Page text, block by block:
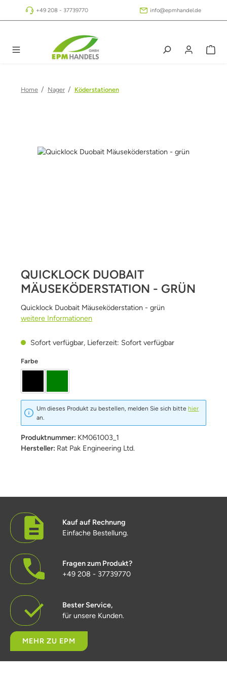
Zum Hauptinhalt springen
+49 208 - 37739770 info@epmhandel.de
Home / Nager / Köderstationen
Bildergalerie überspringen
QUICKLOCK DUOBAIT
MÄUSEKÖDERSTATION - GRÜN
Quicklock Duobait Mäuseköderstation - grün
weitere Informationen
Sofort verfügbar, Lieferzeit: Sofort verfügbar
Farbeauswählen
Um dieses Produkt zu bestellen, melden Sie sich bittehier
an.
Produktnummer: KM061003_1
Hersteller: Rat Pak Engineering Ltd.
Kauf auf Rechnung
Einfache Bestellung.
Fragen zum Produkt?
+49 208 - 37739770
Bester Service,
für unsere Kunden.
MEHR ZU EPM